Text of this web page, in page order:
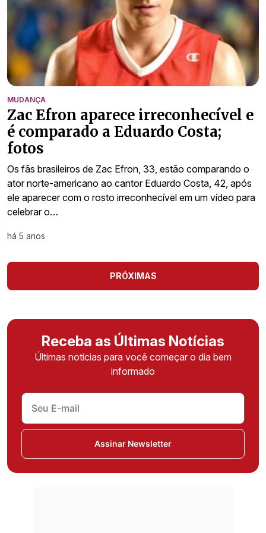
MUDANÇA
Zac Efron aparece irreconhecível e
é comparado a Eduardo Costa;
fotos
Os fãs brasileiros de Zac Efron, 33, estão comparando o
ator norte-americano ao cantor Eduardo Costa, 42, após
ele aparecer com o rosto irreconhecível em um vídeo para
celebrar o…
há 5 anos
PRÓXIMAS
Receba as Últimas Notícias
Últimas notícias para você começar o dia bem
informado
Assinar Newsletter